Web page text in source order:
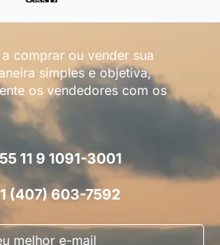
comprar ou vender sua
simples e objetiva,
os vendedores com os
11 9 1091-3001
(407) 603-7592